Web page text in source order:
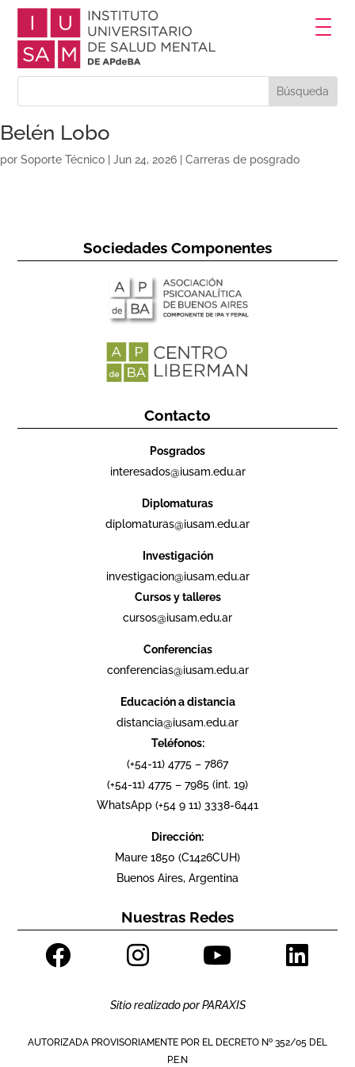
Belén Lobo
por Soporte Técnico Jun 24, 2026 Carreras de posgrado
Sociedades Componentes
Contacto
Posgrados
interesados@iusam.edu.ar
Diplomaturas
diplomaturas@iusam.edu.ar
Investigación
investigacion@iusam.edu.ar
Cursos y talleres
cursos@iusam.edu.ar
Conferencias
conferencias@iusam.edu.ar
Educación a distancia
distancia@iusam.edu.ar
Teléfonos:
(+54-11) 4775 – 7867
(+54-11) 4775 – 7985 (int. 19)
WhatsApp (+54 9 11) 3338-6441
Dirección:
Maure 1850 (C1426CUH)
Buenos Aires, Argentina
Nuestras Redes
Sitio realizado porPARAXIS
AUTORIZADA PROVISORIAMENTE POR EL DECRETO Nº 352/05 DEL
P.E.N